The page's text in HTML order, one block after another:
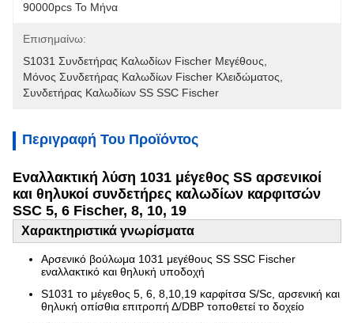
90000pcs Το Μήνα
Επισημαίνω:
S1031 Συνδετήρας Καλωδίων Fischer Μεγέθους
Μόνος Συνδετήρας Καλωδίων Fischer Κλειδώματος
Συνδετήρας Καλωδίων SS SSC Fischer
Περιγραφή Του Προϊόντος
Εναλλακτική λύση 1031 μέγεθος SS αρσενικοί
και θηλυκοί συνδετήρες καλωδίων καρφιτσών
SSC 5, 6 Fischer, 8, 10, 19
Χαρακτηριστικά γνωρίσματα
Αρσενικό βούλωμα 1031 μεγέθους SS SSC Fischer
εναλλακτικό και θηλυκή υποδοχή
S1031 το μέγεθος 5, 6, 8,10,19 καρφίτσα S/Sc, αρσενική και
θηλυκή οπίσθια επιτροπή Δ/DBP τοποθετεί το δοχείο